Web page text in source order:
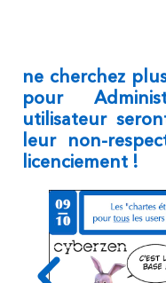
ne cherchez
pour
utilisateur
leur non-
licenciement !